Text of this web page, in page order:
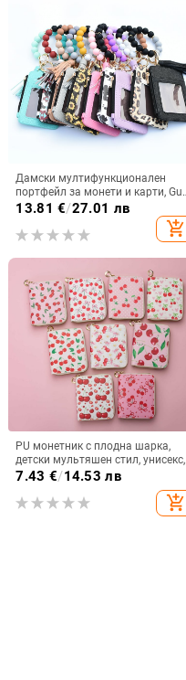
Дамски мултифункционален
портфейл за монети и карти, Gu
Zi, PU кожа, геометричен модел,
13.81 €/27.01 лв
add_shopping_cart
PU монетник с плодна шарка,
детски мультяшен стил, унисекс,
дишащ и водоустойчив
7.43 €/14.53 лв
add_shopping_cart